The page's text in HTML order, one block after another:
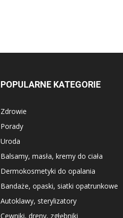
POPULARNE KATEGORIE
Zdrowie
Porady
Uroda
Balsamy, masła, kremy do ciała
Dermokosmetyki do opalania
Bandaże, opaski, siatki opatrunkowe
Autoklawy, sterylizatory
Cewniki, dreny, zgłębniki